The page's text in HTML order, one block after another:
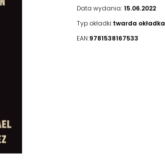
Data wydania: 15.06.2022
Typ okładki:twarda okładka
EAN:9781538167533